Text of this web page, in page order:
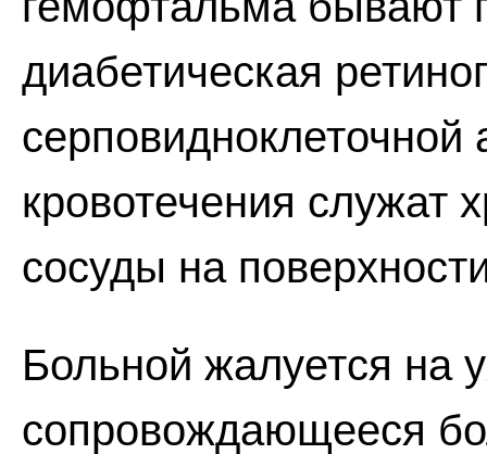
диабетическая
кровотечения служат
сосуды на
Больной жалуется на
сопровождающееся